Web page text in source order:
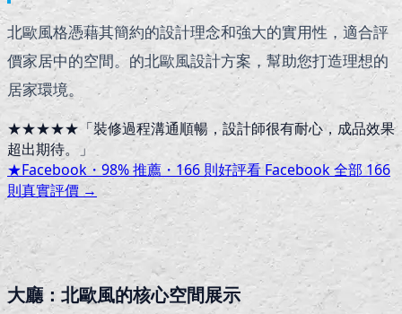
北歐風格憑藉其簡約的設計理念和強大的實用性，適合評
價家居中的空間。的北歐風設計方案，幫助您打造理想的
居家環境。
★★★★★「裝修過程溝通順暢，設計師很有耐心，成品效果
超出期待。
」
★Facebook・ 98% 推薦・ 166 則好評看 Facebook 全部166
則真實評價 →
大廳：北歐風的核心空間展示